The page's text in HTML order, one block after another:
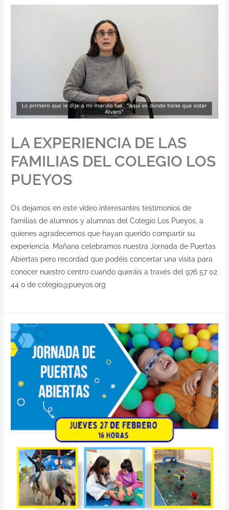
LA EXPERIENCIA DE LAS
FAMILIAS DEL COLEGIO LOS
PUEYOS
Os dejamos en este vídeo interesantes testimonios de
familias de alumnos y alumnas del Colegio Los Pueyos, a
quienes agradecemos que hayan querido compartir su
experiencia. Mañana celebramos nuestra Jornada de Puertas
Abiertas pero recordad que podéis concertar una visita para
conocer nuestro centro cuando queráis a través del 976 57 02
44 o de colegio@pueyos.org